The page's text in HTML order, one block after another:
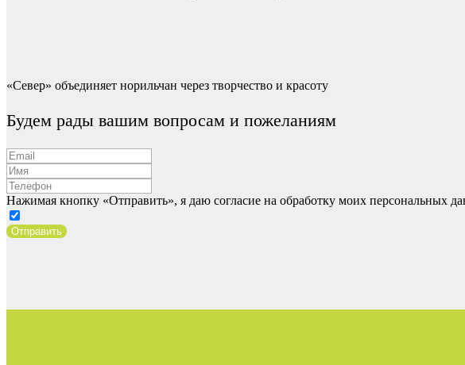
«Север» объединяет норильчан через творчество и красоту
Будем рады вашим вопросам и пожеланиям
Нажимая кнопку «Отправить», я даю согласие на обработку моих персональных
Отправить